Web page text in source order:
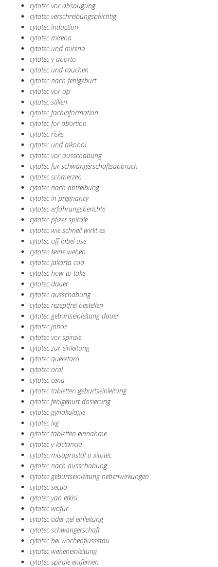
cytotec vor absaugung
cytotec verschreibungspflichtig
cytotec induction
cytotec mirena
cytotec und mirena
cytotec y aborto
cytotec und rauchen
cytotec nach fehlgeburt
cytotec vor op
cytotec stillen
cytotec fachinformation
cytotec for abortion
cytotec risks
cytotec und alkohol
cytotec vor ausschabung
cytotec fur schwangerschaftsabbruch
cytotec schmerzen
cytotec nach abtreibung
cytotec in pregnancy
cytotec erfahrungsberichte
cytotec pfizer spirale
cytotec wie schnell wirkt es
cytotec off label use
cytotec keine wehen
cytotec jakarta cod
cytotec how to take
cytotec dauer
cytotec ausschabung
cytotec rezeptfrei bestellen
cytotec geburtseinleitung dauer
cytotec johor
cytotec vor spirale
cytotec zur einleitung
cytotec queretaro
cytotec oral
cytotec cena
cytotec tabletten geburtseinleitung
cytotec fehlgeburt dosierung
cytotec gynakologie
cytotec ivg
cytotec tabletten einnahme
cytotec y lactancia
cytotec misoprostol o xitotec
cytotec nach ausschabung
cytotec geburtseinleitung nebenwirkungen
cytotec sectio
cytotec yan etkisi
cytotec wofur
cytotec oder gel einleitung
cytotec schwangerschaft
cytotec bei wochenflussstau
cytotec weheneinleitung
cytotec spirale entfernen